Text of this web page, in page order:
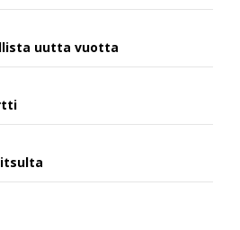
uutta vuotta